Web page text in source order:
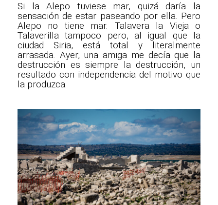
Si la Alepo tuviese mar, quizá daría la
sensación de estar paseando por ella. Pero
Alepo no tiene mar. Talavera la Vieja o
Talaverilla tampoco pero, al igual que la
ciudad Siria, está total y literalmente
arrasada. Ayer, una amiga me decía que la
destrucción es siempre la destrucción, un
resultado con independencia del motivo que
la produzca.